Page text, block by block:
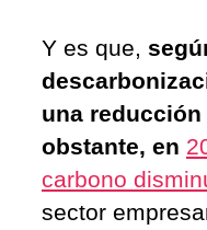
Y es que,
una reducción
obstante, en
carbono
sector